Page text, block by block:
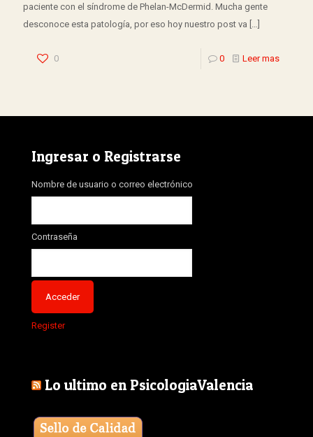
paciente con el síndrome de Phelan-McDermid. Mucha gente
desconoce esta patología, por eso hoy nuestro post va […]
0 0 Leer mas
Ingresar o Registrarse
Nombre de usuario o correo electrónico
Contraseña
Register
Lo ultimo en PsicologiaValencia